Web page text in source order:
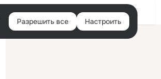
Войти
Разрешить все Настроить